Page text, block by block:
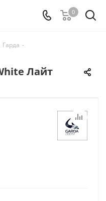
0
Гарда -
Лайт